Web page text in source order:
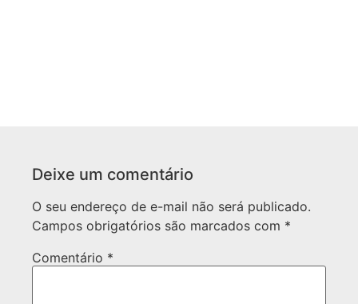
Deixe um comentário
O seu endereço de e-mail não será publicado.
Campos obrigatórios são marcados com *
Comentário *